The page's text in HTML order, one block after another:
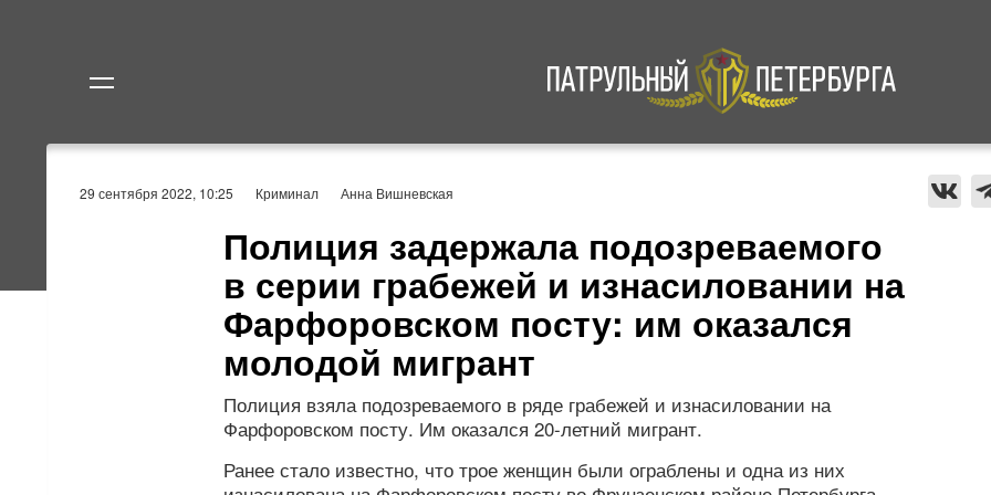
Происшествия
29 сентября 2022, 10:25 Криминал Анна Вишневская
Полиция задержала подозреваемого
в серии грабежей и изнасиловании на
Фарфоровском посту: им оказался
молодой мигрант
Полиция взяла подозреваемого в ряде грабежей и изнасиловании на
Фарфоровском посту. Им оказался 20-летний мигрант.
Ранее стало известно, что трое женщин были ограблены и одна из них